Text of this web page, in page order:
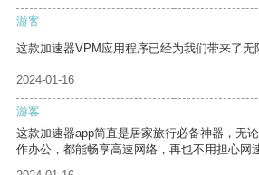
游客
这款加速器VPM应用程序已经为我们带来了无
2024-01-16
游客
这款加速器app简直是居家旅行必备神器，无
作办公，都能畅享高速网络，再也不用担心网